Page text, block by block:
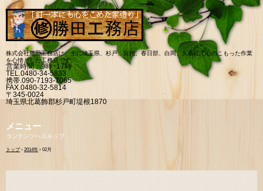
株式会社勝田工務店は、主に埼玉県、杉戸、宮代、春日部、白岡、久喜にて心のこもった作業
を心情とした工務店です。
営業時間：9時~17時
TEL.0480-34-5833
携帯.090-7193-7065
FAX.0480-32-5814
〒345-0024
埼玉県北葛飾郡杉戸町堤根1870
メニュー
コンテンツへスキップ
トップ › 2014年 › 02月